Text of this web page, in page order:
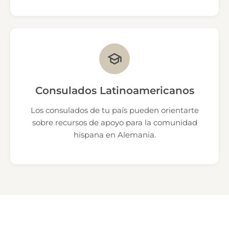
Consulados Latinoamericanos
Los consulados de tu país pueden orientarte
sobre recursos de apoyo para la comunidad
hispana en Alemania.